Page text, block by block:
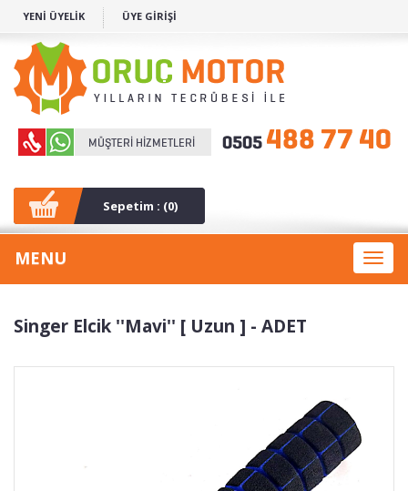
YENİ ÜYELİK ÜYE GİRİŞİ
Sepetim : (0)
Toggle
MENU
Singer Elcik ''Mavi'' [ Uzun ] - ADET